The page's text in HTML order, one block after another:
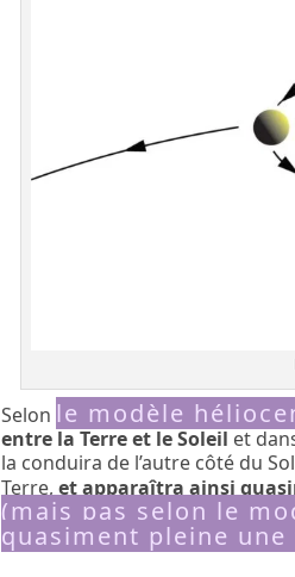
Selon le modèle
entre la Terre et le Soleil et
la conduira de l’autre côté du
Terre,et apparaîtra ainsi
(mais pas selon le
quasiment pleine